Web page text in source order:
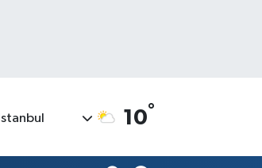
İstanbul 10°